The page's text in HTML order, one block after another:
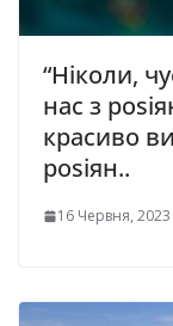
“Ніколи,
нас з
красиво
роsіян..
16 Червня, 2023